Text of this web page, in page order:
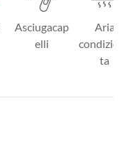
Asciugacap
elli
Aria
ta